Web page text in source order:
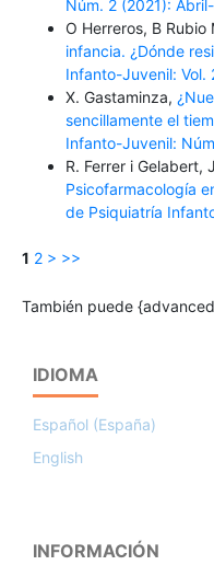
Núm. 2 (2021):
O Herreros, B Rubio
infancia. ¿Dónde
Infanto-Juvenil:
X. Gastaminza,
sencillamente el
Infanto-Juvenil:
R. Ferrer i Gelabert,
Psicofarmacología
de Psiquiatría
1 2 > >>
También puede
IDIOMA
Español (España)
English
INFORMACIÓN